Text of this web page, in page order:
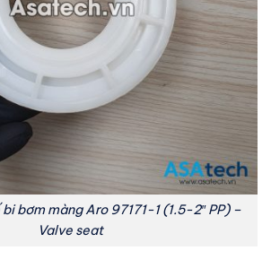
bơm màng Aro 97171-1 (1.5-2″ PP) –
Valve seat